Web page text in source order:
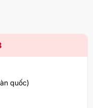
quốc)